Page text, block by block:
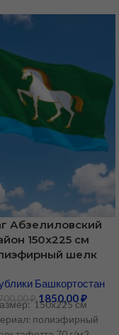
Абзелиловский
150х225 см
шелк
Башкортостан
₽ 1850,00₽
150х225 см
полиэфирный